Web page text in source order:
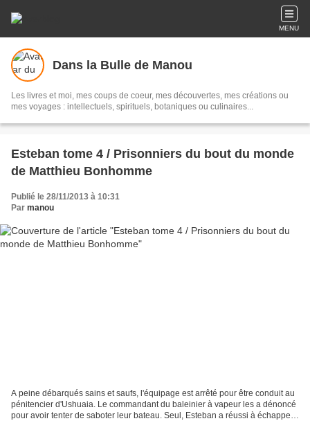
MENU
Dans la Bulle de Manou
Les livres et moi, mes coups de coeur, mes découvertes, mes créations ou
mes voyages : intellectuels, spirituels, botaniques ou culinaires...
Esteban tome 4 / Prisonniers du bout du monde
de Matthieu Bonhomme
Publié le 28/11/2013 à 10:31
Par manou
A peine débarqués sains et saufs, l'équipage est arrêté pour être conduit au
pénitencier d'Ushuaia. Le commandant du baleinier à vapeur les a dénoncé
pour avoir tenter de saboter leur bateau. Seul, Esteban a réussi à échapper